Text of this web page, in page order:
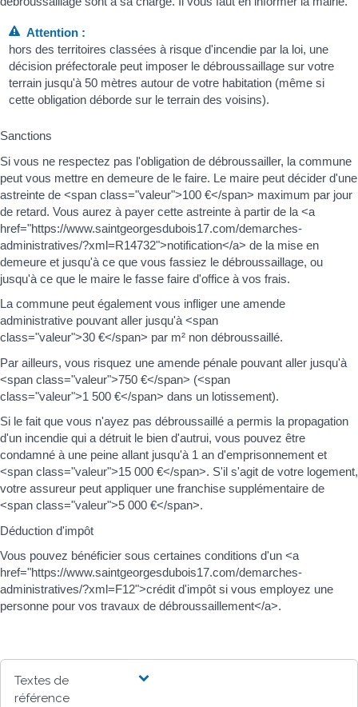
Attention :
hors des territoires classées à risque d'incendie par la loi, une
décision préfectorale peut imposer le débroussaillage sur votre
terrain jusqu'à 50 mètres autour de votre habitation (même si
cette obligation déborde sur le terrain des voisins).
Sanctions
Si vous ne respectez pas l'obligation de débroussailler, la commune
peut vous mettre en demeure de le faire. Le maire peut décider d'une
astreinte de <span class="valeur">100 €</span> maximum par jour
de retard. Vous aurez à payer cette astreinte à partir de la <a
href="https://www.saintgeorgesdubois17.com/demarches-
administratives/?xml=R14732">notification</a> de la mise en
demeure et jusqu'à ce que vous fassiez le débroussaillage, ou
jusqu'à ce que le maire le fasse faire d'office à vos frais.
La commune peut également vous infliger une amende
administrative pouvant aller jusqu'à <span
class="valeur">30 €</span> par m² non débroussaillé.
Par ailleurs, vous risquez une amende pénale pouvant aller jusqu'à
<span class="valeur">750 €</span> (<span
class="valeur">1 500 €</span> dans un lotissement).
Si le fait que vous n'ayez pas débroussaillé a permis la propagation
d'un incendie qui a détruit le bien d'autrui, vous pouvez être
condamné à une peine allant jusqu'à 1 an d'emprisonnement et
<span class="valeur">15 000 €</span>. S'il s'agit de votre logement,
votre assureur peut appliquer une franchise supplémentaire de
<span class="valeur">5 000 €</span>.
Déduction d'impôt
Vous pouvez bénéficier sous certaines conditions d'un <a
href="https://www.saintgeorgesdubois17.com/demarches-
administratives/?xml=F12">crédit d'impôt si vous employez une
personne pour vos travaux de débroussaillement</a>.
Textes de
référence